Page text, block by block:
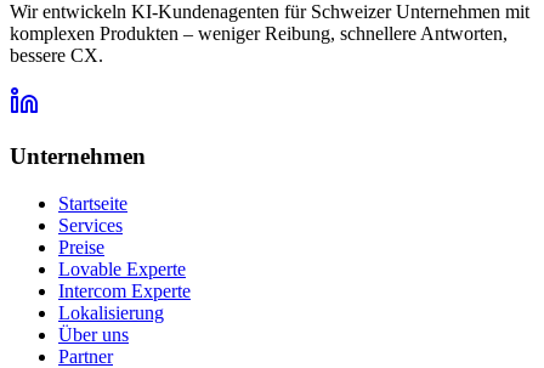
Wir entwickeln KI-Kundenagenten für Schweizer Unternehmen mit
komplexen Produkten – weniger Reibung, schnellere Antworten,
bessere CX.
Unternehmen
Startseite
Services
Preise
Lovable Experte
Intercom Experte
Lokalisierung
Über uns
Partner